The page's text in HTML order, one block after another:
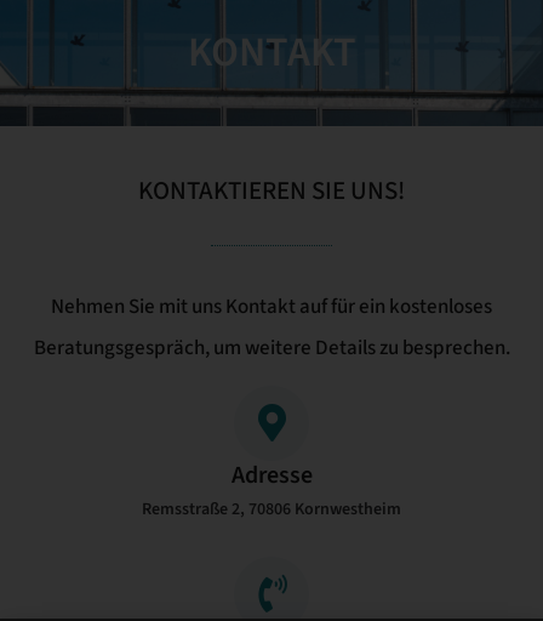
KONTAKT
KONTAKTIEREN SIE UNS!
Nehmen Sie mit uns Kontakt auf für ein kostenloses
Beratungsgespräch, um weitere Details zu besprechen.
Adresse
Remsstraße 2, 70806 Kornwestheim